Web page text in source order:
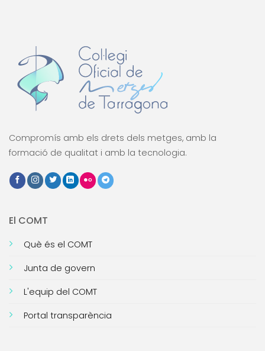
Compromís amb els drets dels metges, amb la
formació de qualitat i amb la tecnologia.
El COMT
Què és el COMT
Junta de govern
L'equip del COMT
Portal transparència